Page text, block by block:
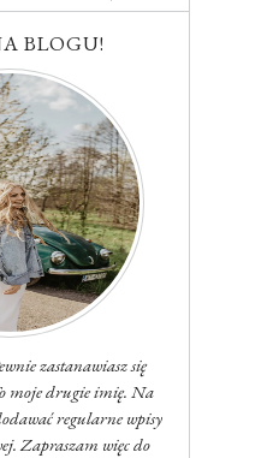
BLOGU!
zastanawiasz się
moje drugie imię. Na
regularne wpisy
Zapraszam więc do